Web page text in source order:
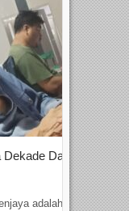
Dalam
adalah...